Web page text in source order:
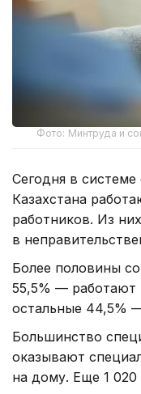
Фото: Минтруда и
Сегодня в
Казахстана
работников. Из
в
Более половины
55,5% — работают
остальные 44,5%
Большинство
оказывают
на дому. Еще 1 020